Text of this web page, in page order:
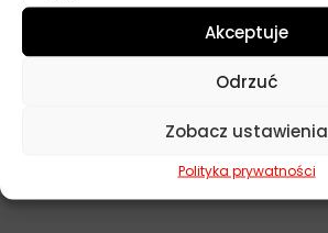
Akceptuje
Odrzuć
Zobacz ustawienia
Polityka prywatności
MOTUL 8100 X-CESS 5W40 1L
Zamów